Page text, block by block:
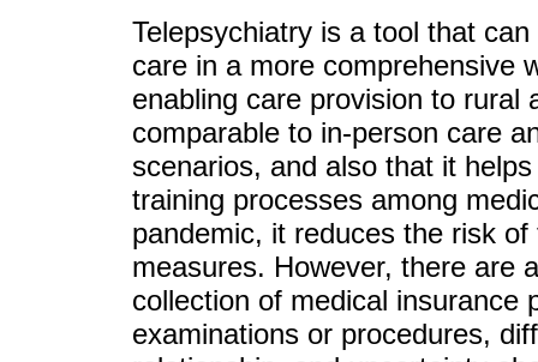
Telepsychiatry is a tool that
care in a more comprehensive
enabling care provision to
comparable to in-person care
scenarios, and also that it
training processes among
pandemic, it reduces the risk
measures. However, there are
collection of medical insurance
examinations or procedures,